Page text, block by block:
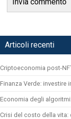
Articoli recenti
Criptoeconomia post-
Finanza Verde: investire
Economia degli
Crisi del costo della